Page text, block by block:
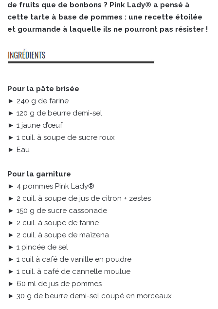
de fruits que de bonbons ? Pink Lady® a pensé à
cette tarte à base de pommes : une recette étoilée
et gourmande à laquelle ils ne pourront pas résister !
Pour la pâte brisée
► 240 g de farine
► 120 g de beurre demi-sel
► 1 jaune d’œuf
► 1 cuil. à soupe de sucre roux
► Eau
Pour la garniture
► 4 pommes Pink Lady®
► 2 cuil. à soupe de jus de citron + zestes
► 150 g de sucre cassonade
► 2 cuil. à soupe de farine
► 2 cuil. à soupe de maïzena
► 1 pincée de sel
► 1 cuil à café de vanille en poudre
► 1 cuil. à café de cannelle moulue
► 60 ml de jus de pommes
► 30 g de beurre demi-sel coupé en morceaux